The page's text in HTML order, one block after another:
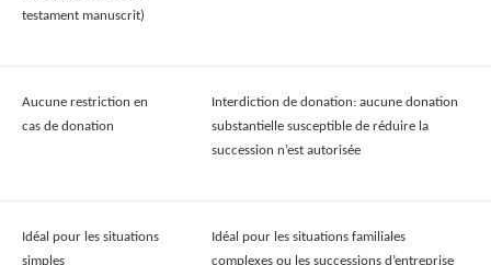
testament manuscrit)
Aucune restriction en
cas de donation
Interdiction de donation: aucune donation
substantielle susceptible de réduire la
succession n’est autorisée
Idéal pour les situations
simples
Idéal pour les situations familiales
complexes ou les successions d’entreprise